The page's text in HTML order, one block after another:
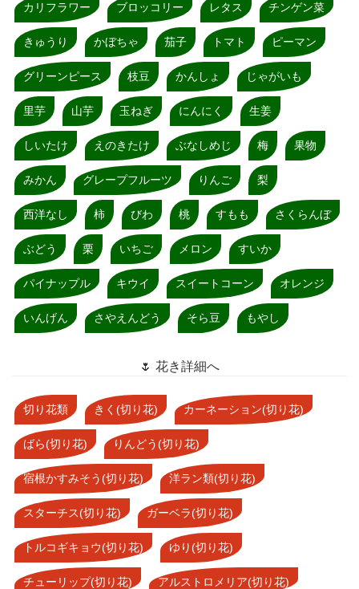
カリフラワー ブロッコリー レタス チンゲン菜
きゅうり かぼちゃ 茄子 トマト ピーマン
グリーンピース 枝豆 かんしょ じゃがいも
里芋 山芋 玉ねぎ にんにく 生姜
しいたけ えのきたけ ぶなしめじ 梅 果物
みかん グレープフルーツ りんご 梨
西洋なし 柿 びわ 桃 すもも さくらんぼ
ぶどう 栗 いちご メロン すいか
パイナップル キウイ スイートコーン オレンジ
いんげん さやえんどう そら豆 もやし
🌷 花き詳細へ
切り花類 きく(切り花) カーネーション(切り花)
ばら(切り花) りんどう(切り花)
宿根かすみそう(切り花) 洋ラン類(切り花)
スターチス(切り花) ガーベラ(切り花)
トルコギキョウ(切り花) ゆり(切り花)
チューリップ(切り花) アルストロメリア(切り花)